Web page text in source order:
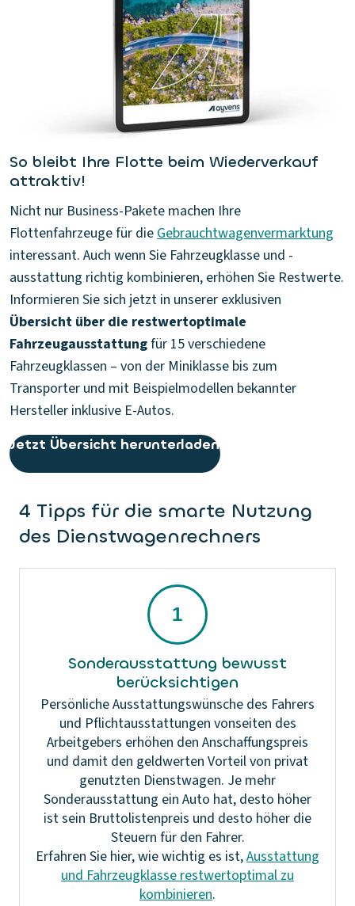
So bleibt Ihre Flotte beim Wiederverkauf
attraktiv!
Nicht nur Business-Pakete machen Ihre
Flottenfahrzeuge für die Gebrauchtwagenvermarktung
interessant. Auch wenn Sie Fahrzeugklasse und -
ausstattung richtig kombinieren, erhöhen Sie Restwerte.
Informieren Sie sich jetzt in unserer exklusiven
Übersicht über die restwertoptimale
Fahrzeugausstattungfür 15 verschiedene
Fahrzeugklassen – von der Miniklasse bis zum
Transporter und mit Beispielmodellen bekannter
Hersteller inklusive E-Autos.
Jetzt Übersicht herunterladen
4 Tipps für die smarte Nutzung
des Dienstwagenrechners
Sonderausstattung bewusst
berücksichtigen
Persönliche Ausstattungswünsche des Fahrers
und Pflichtausstattungen vonseiten des
Arbeitgebers erhöhen den Anschaffungspreis
und damit den geldwerten Vorteil von privat
genutzten Dienstwagen. Je mehr
Sonderausstattung ein Auto hat, desto höher
ist sein Bruttolistenpreis und desto höher die
Steuern für den Fahrer.
Erfahren Sie hier, wie wichtig es ist,Ausstattung
und Fahrzeugklasse restwertoptimal zu
kombinieren.